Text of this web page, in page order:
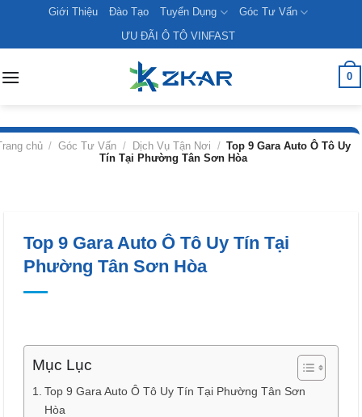
content
Giới Thiệu Đào Tạo Tuyển Dụng
Góc Tư Vấn
ƯU ĐÃI Ô TÔ VINFAST
0
chủ / Góc Tư Vấn / Dịch Vụ Tận Nơi / Top 9 Gara Auto Ô Tô Uy
Tín Tại Phường Tân Sơn Hòa
Top 9 Gara Auto Ô Tô Uy Tín Tại
Phường Tân Sơn Hòa
Mục Lục
Top 9 Gara Auto Ô Tô Uy Tín Tại Phường Tân Sơn
Hòa